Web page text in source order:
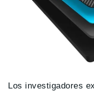
Los investigadores